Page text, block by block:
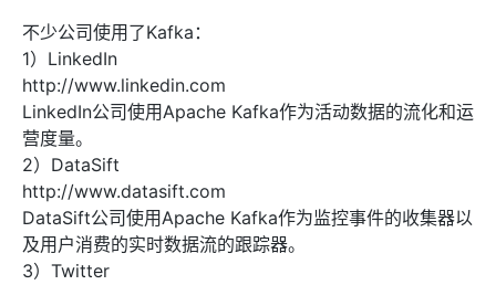
不少公司使用了Kafka：
1）LinkedIn
http://www.linkedin.com
LinkedIn公司使用Apache Kafka作为活动数据的流化和运
营度量。
2）DataSift
http://www.datasift.com
DataSift公司使用Apache Kafka作为监控事件的收集器以
及用户消费的实时数据流的跟踪器。
3）Twitter